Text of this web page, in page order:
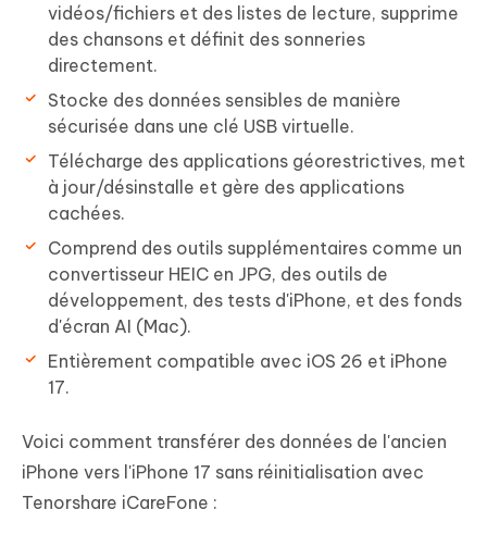
vidéos/fichiers et des listes de lecture, supprime
des chansons et définit des sonneries
directement.
Stocke des données sensibles de manière
sécurisée dans une clé USB virtuelle.
Télécharge des applications géorestrictives, met
à jour/désinstalle et gère des applications
cachées.
Comprend des outils supplémentaires comme un
convertisseur HEIC en JPG, des outils de
développement, des tests d'iPhone, et des fonds
d'écran AI (Mac).
Entièrement compatible avec iOS 26 et iPhone
17.
Voici comment transférer des données de l'ancien
iPhone vers l'iPhone 17 sans réinitialisation avec
Tenorshare iCareFone :